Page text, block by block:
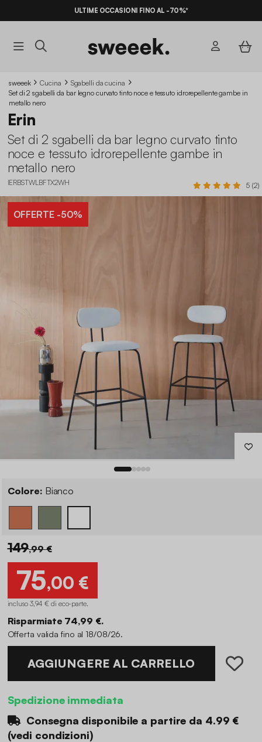
ULTIME OCCASIONI FINO AL -70%*
sweeek Cucina
Sgabelli da cucina​
Set di 2 sgabelli da bar legno curvato tinto noce e tessuto idrorepellente gambe in
metallo nero
Erin
Set di 2 sgabelli da bar legno curvato tinto
noce e tessuto idrorepellente gambe in
metallo nero
IERBSTWLBFTX2WH 5 (2)
OFFERTE-50%
Colore: Bianco
149,99 €
75,00 €
incluso 3,94 € di eco-parte.
Risparmiate 74,99 €.
Offerta valida fino al 18/08/26.
AGGIUNGERE AL CARRELLO
Spedizione immediata
Consegna disponibile a partire da 4.99 €
(vedi condizioni)